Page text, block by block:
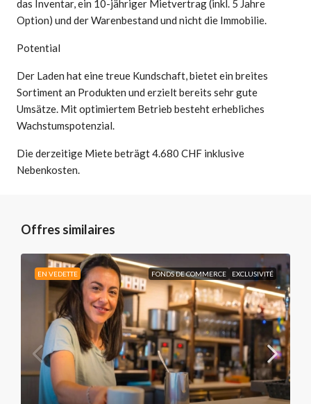
das Inventar, ein 10-jähriger Mietvertrag (inkl. 5 Jahre
Option) und der Warenbestand und nicht die Immobilie.
Potential
Der Laden hat eine treue Kundschaft, bietet ein breites
Sortiment an Produkten und erzielt bereits sehr gute
Umsätze. Mit optimiertem Betrieb besteht erhebliches
Wachstumspotenzial.
Die derzeitige Miete beträgt 4.680 CHF inklusive
Nebenkosten.
Offres similaires
EN VEDETTE FONDS DE COMMERCE EXCLUSIVITÉ